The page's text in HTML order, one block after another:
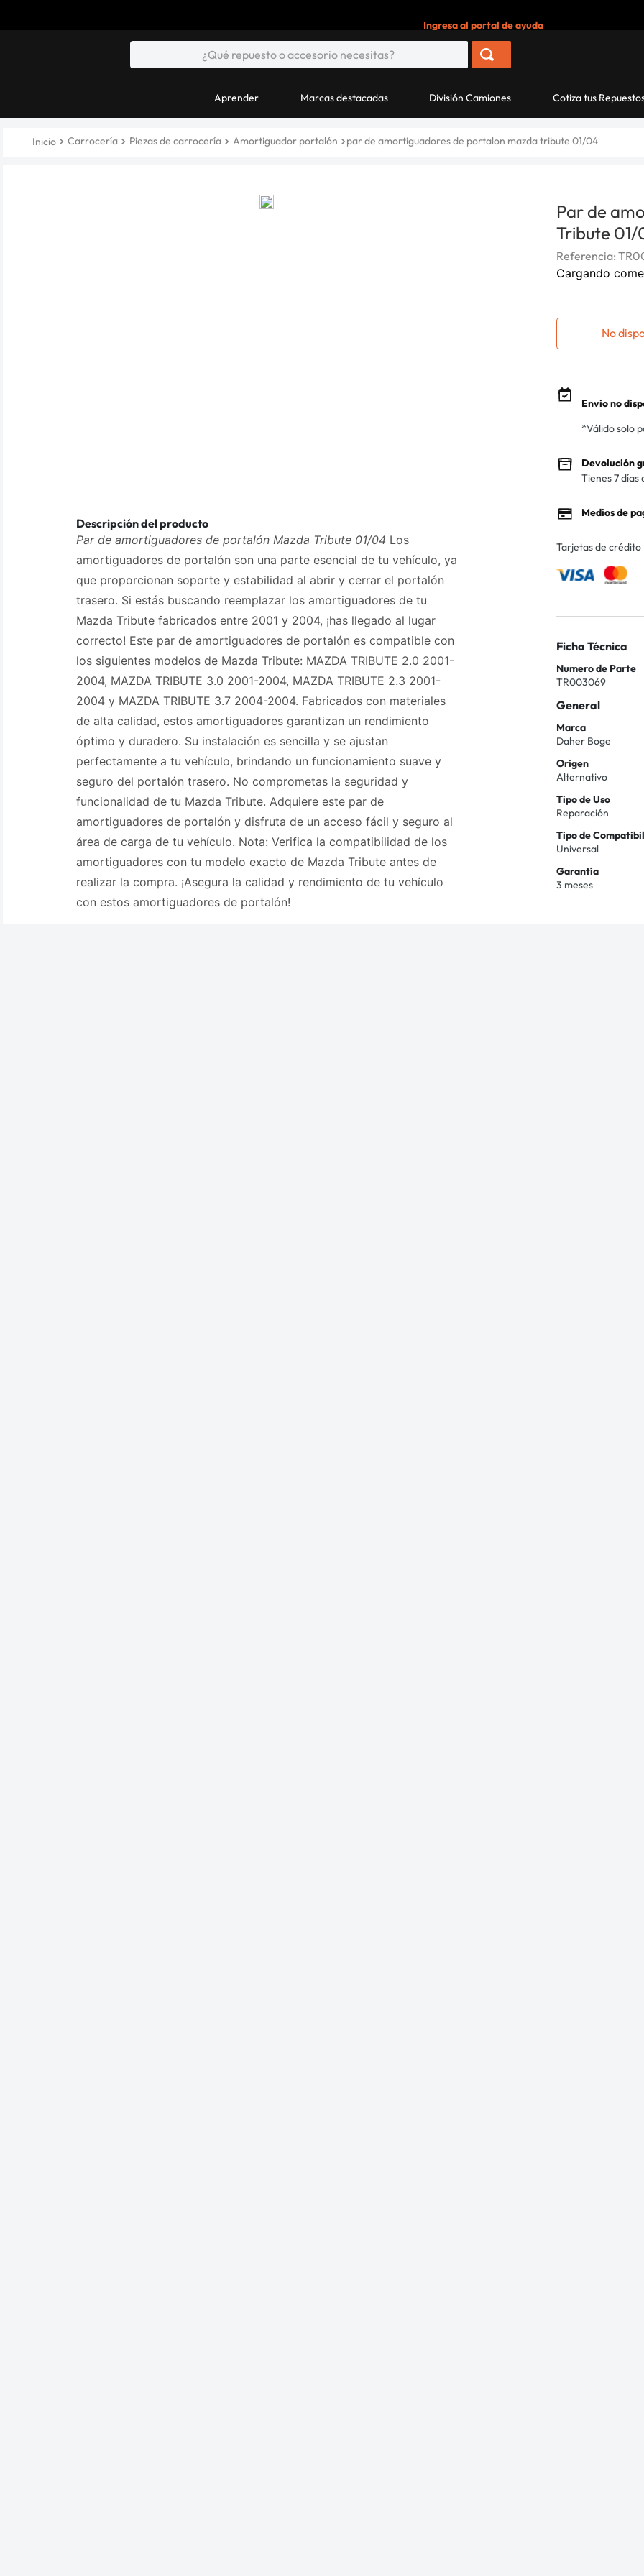
Ingresa al portal de ayuda
Aprender Marcas destacadas División Camiones Cotiza tus
Carrocería Piezas de carrocería Amortiguador portalón par de amortiguadores de portalon mazda tribute 01/04
Descripción del producto
Par de amortiguadores de portalón Mazda Tribute 01/04 Los
amortiguadores de portalón son una parte esencial de tu vehículo, ya
que proporcionan soporte y estabilidad al abrir y cerrar el portalón
trasero. Si estás buscando reemplazar los amortiguadores de tu
Mazda Tribute fabricados entre 2001 y 2004, ¡has llegado al lugar
correcto! Este par de amortiguadores de portalón es compatible con
los siguientes modelos de Mazda Tribute: MAZDA TRIBUTE 2.0 2001-
2004, MAZDA TRIBUTE 3.0 2001-2004, MAZDA TRIBUTE 2.3 2001-
2004 y MAZDA TRIBUTE 3.7 2004-2004. Fabricados con materiales
de alta calidad, estos amortiguadores garantizan un rendimiento
óptimo y duradero. Su instalación es sencilla y se ajustan
perfectamente a tu vehículo, brindando un funcionamiento suave y
seguro del portalón trasero. No comprometas la seguridad y
funcionalidad de tu Mazda Tribute. Adquiere este par de
amortiguadores de portalón y disfruta de un acceso fácil y seguro al
área de carga de tu vehículo. Nota: Verifica la compatibilidad de los
amortiguadores con tu modelo exacto de Mazda Tribute antes de
realizar la compra. ¡Asegura la calidad y rendimiento de tu vehículo
con estos amortiguadores de portalón!
Par de
Tribute 01/
Referencia:
Cargando
No
Envio no
*Válido solo
Devolución
Tienes 7 días
Medios de
Tarjetas de crédito
Ficha Técnica
Numero de Parte
TR003069
General
Marca
Daher Boge
Origen
Alternativo
Tipo de Uso
Reparación
Tipo de
Universal
Garantía
3 meses